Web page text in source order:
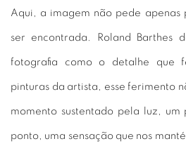
Aqui, a imagem não pede apenas
ser encontrada. Roland Barthes
fotografia como o detalhe que
pinturas da artista, esse ferimento
momento sustentado pela luz, um
ponto, uma sensação que nos